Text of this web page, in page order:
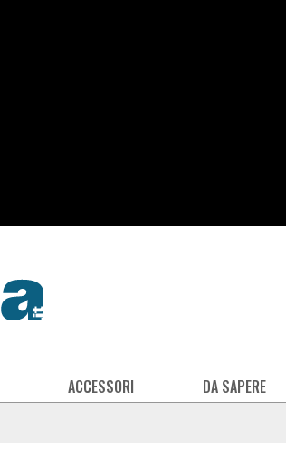
ACCESSORI DA SAPERE